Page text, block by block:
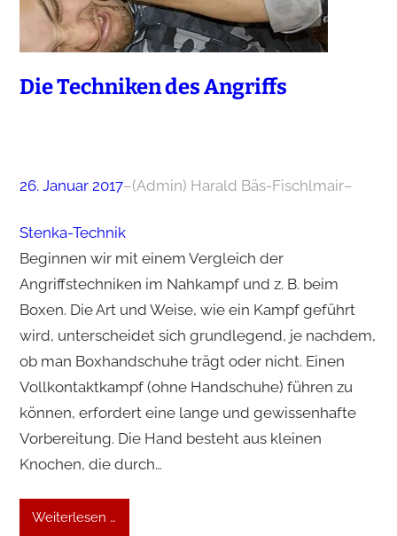
Die Techniken des Angriffs
26. Januar 2017–(Admin) Harald Bäs-Fischlmair–
Stenka-Technik
Beginnen wir mit einem Vergleich der
Angriffstechniken im Nahkampf und z. B. beim
Boxen. Die Art und Weise, wie ein Kampf geführt
wird, unterscheidet sich grundlegend, je nachdem,
ob man Boxhandschuhe trägt oder nicht. Einen
Vollkontaktkampf (ohne Handschuhe) führen zu
können, erfordert eine lange und gewissenhafte
Vorbereitung. Die Hand besteht aus kleinen
Knochen, die durch…
Weiterlesen …